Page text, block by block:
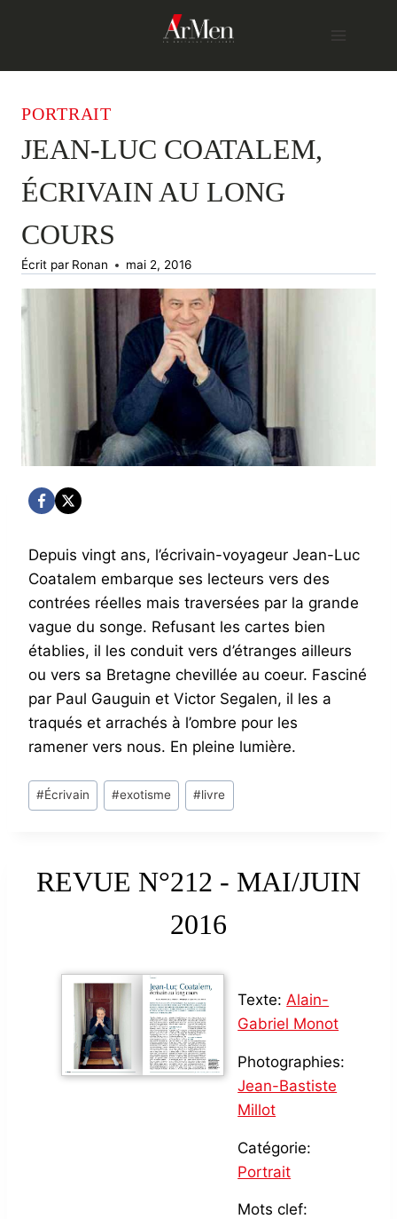
PORTRAIT
JEAN-LUC COATALEM,
ÉCRIVAIN AU LONG
COURS
Écrit par Ronan mai 2, 2016
Depuis vingt ans, l’écrivain-voyageur Jean-Luc
Coatalem embarque ses lecteurs vers des
contrées réelles mais traversées par la grande
vague du songe. Refusant les cartes bien
établies, il les conduit vers d’étranges ailleurs
ou vers sa Bretagne chevillée au coeur. Fasciné
par Paul Gauguin et Victor Segalen, il les a
traqués et arrachés à l’ombre pour les
ramener vers nous. En pleine lumière.
Post
Tags:
#Écrivain #exotisme #livre
REVUE N°212 - MAI/JUIN
2016
Texte: Alain-
Gabriel Monot
Photographies:
Jean-Bastiste
Millot
Catégorie:
Portrait
Mots clef: